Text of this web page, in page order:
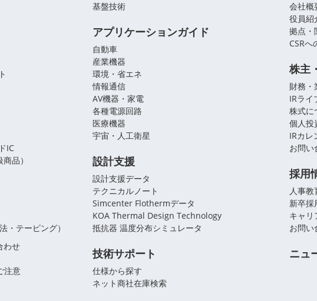
IC
品）
・テーピング）
わせ
注意
基盤技術
アプリケーションガイド
自動車
産業機器
環境・省エネ
情報通信
AV機器・家電
各種電源回路
医療機器
宇宙・人工衛星
設計支援
設計支援データ
テクニカルノート
Simcenter Flothermデータ
KOA Thermal Design Technology
抵抗器 温度分布シミュレータ
技術サポート
仕様から探す
ネット商社在庫検索
会社概
役員紹
拠点・
CSRへ
株主
財務・
IRライ
株式に
個人投
IRカレ
お問い
採用
人事教
新卒採
キャリ
お問い
ニュ